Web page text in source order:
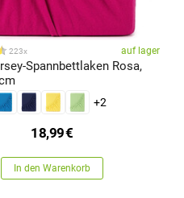
223x auf lager
Spannbettlaken Rosa,
+2
18,99€
In den Warenkorb